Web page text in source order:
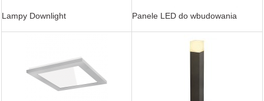
Lampy Downlight Panele LED do wbudowania